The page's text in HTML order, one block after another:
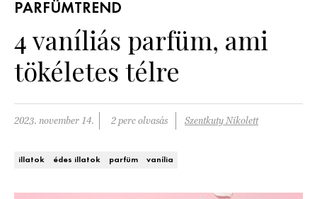
SZÉPSÉG
PSZICHÉ
ÉLETMÓD
PARFÜMTREND
4 vaníliás parfüm, ami
tökéletes télre
2023. november 14. 2 perc olvasás Szentkuty Nikolett
illatok édes illatok parfüm vanília